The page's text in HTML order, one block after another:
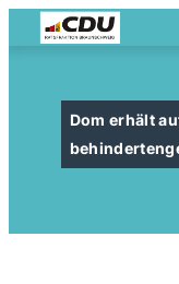
Dom erhält